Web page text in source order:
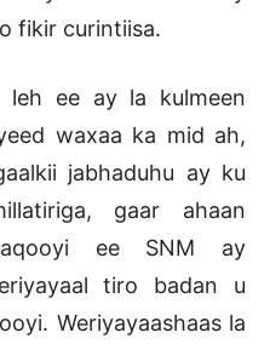
fikir curintiisa.
leh ee ay la kulmeen
waxaa ka mid ah,
jabhaduhu ay ku
gaar ahaan
ee SNM ay
tiro badan u
Weriyayaashaas la